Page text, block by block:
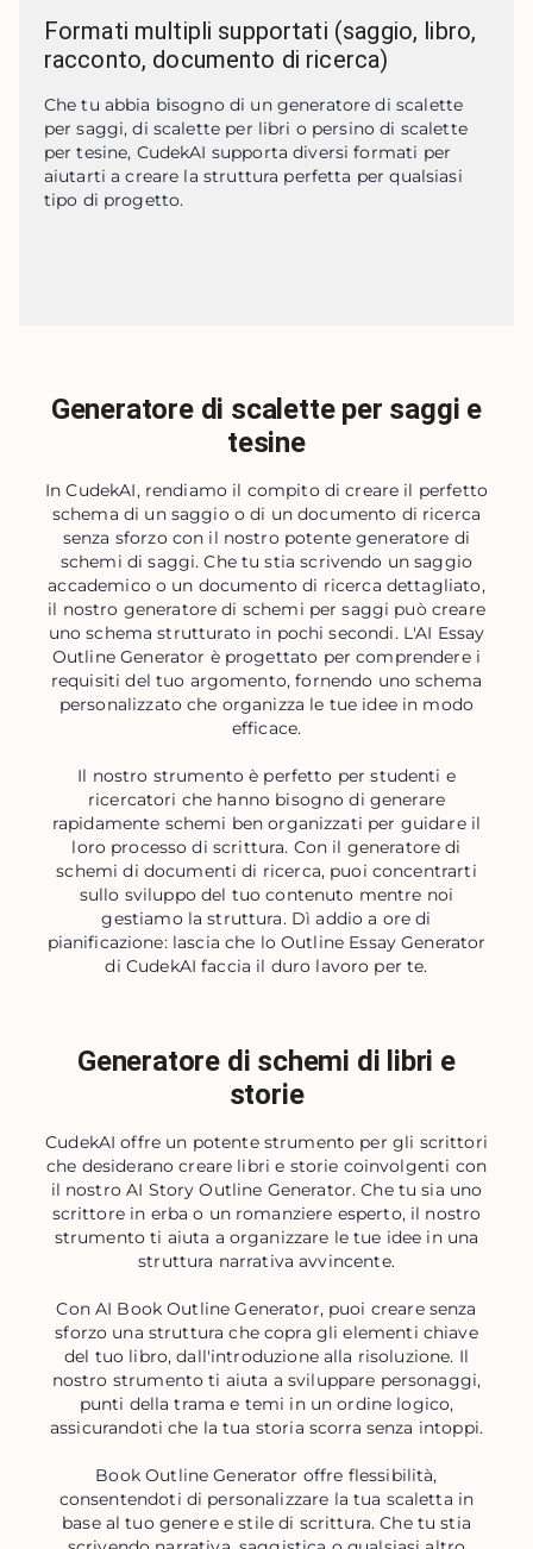
Formati multipli supportati (saggio, libro,
racconto, documento di ricerca)
Che tu abbia bisogno di un generatore di scalette
per saggi, di scalette per libri o persino di scalette
per tesine, CudekAI supporta diversi formati per
aiutarti a creare la struttura perfetta per qualsiasi
tipo di progetto.
Generatore di scalette per saggi e
tesine
In CudekAI, rendiamo il compito di creare il perfetto
schema di un saggio o di un documento di ricerca
senza sforzo con il nostro potente generatore di
schemi di saggi. Che tu stia scrivendo un saggio
accademico o un documento di ricerca dettagliato,
il nostro generatore di schemi per saggi può creare
uno schema strutturato in pochi secondi. L'AI Essay
Outline Generator è progettato per comprendere i
requisiti del tuo argomento, fornendo uno schema
personalizzato che organizza le tue idee in modo
efficace.
Il nostro strumento è perfetto per studenti e
ricercatori che hanno bisogno di generare
rapidamente schemi ben organizzati per guidare il
loro processo di scrittura. Con il generatore di
schemi di documenti di ricerca, puoi concentrarti
sullo sviluppo del tuo contenuto mentre noi
gestiamo la struttura. Dì addio a ore di
pianificazione: lascia che lo Outline Essay Generator
di CudekAI faccia il duro lavoro per te.
Generatore di schemi di libri e
storie
CudekAI offre un potente strumento per gli scrittori
che desiderano creare libri e storie coinvolgenti con
il nostro AI Story Outline Generator. Che tu sia uno
scrittore in erba o un romanziere esperto, il nostro
strumento ti aiuta a organizzare le tue idee in una
struttura narrativa avvincente.
Con AI Book Outline Generator, puoi creare senza
sforzo una struttura che copra gli elementi chiave
del tuo libro, dall'introduzione alla risoluzione. Il
nostro strumento ti aiuta a sviluppare personaggi,
punti della trama e temi in un ordine logico,
assicurandoti che la tua storia scorra senza intoppi.
Book Outline Generator offre flessibilità,
consentendoti di personalizzare la tua scaletta in
base al tuo genere e stile di scrittura. Che tu stia